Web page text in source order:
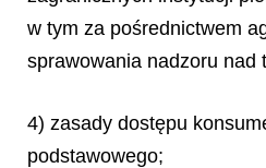
w tym za pośrednictwem
sprawowania nadzoru nad
4) zasady dostępu
podstawowego;